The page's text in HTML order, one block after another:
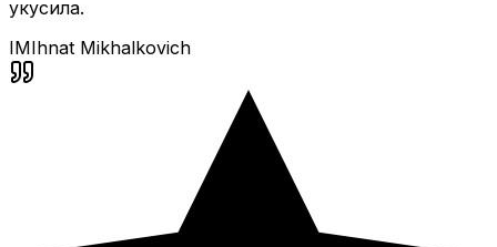
укусила.
IMIhnat Mikhalkovich